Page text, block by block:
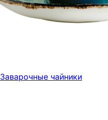
Заварочные чайники